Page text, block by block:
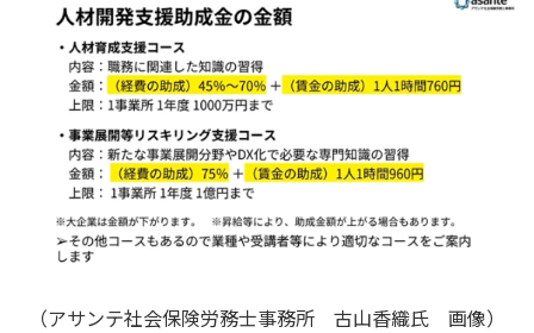
（アサンテ社会保険労務士事務所 古山香織氏 画像）